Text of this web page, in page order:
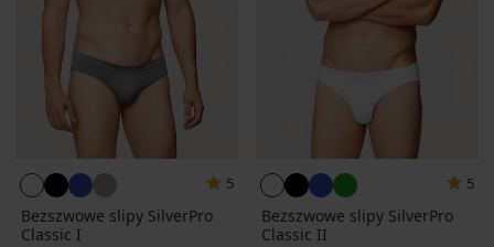
5
Bezszwowe slipy SilverPro
Classic I
5
Bezszwowe slipy SilverPro
Classic II